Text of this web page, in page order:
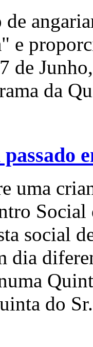
e
de
da
uma
social
dia
do